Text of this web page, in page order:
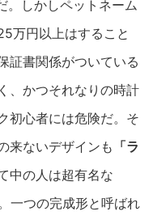
。しかしペットネーム
万円以上はすること
証書関係がついている
、かつそれなりの時計
初心者には危険だ。そ
来ないデザインも 「ラ
中の人は超有名な
一つの完成形と呼ばれ